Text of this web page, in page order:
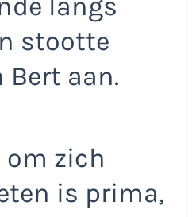
stootte
aan.
om zich
is prima,